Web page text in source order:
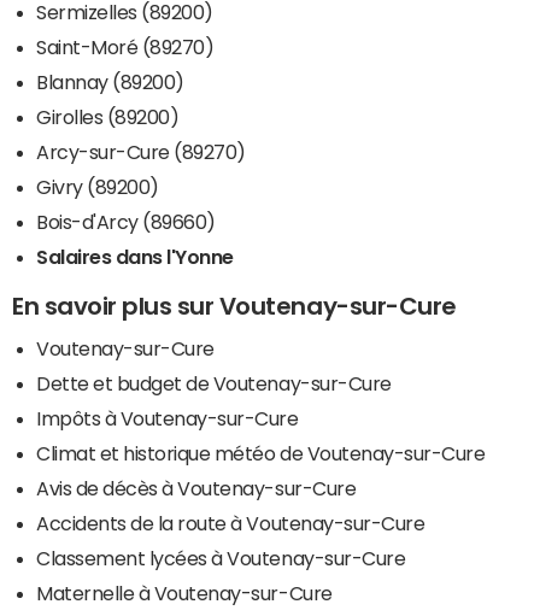
Sermizelles (89200)
Saint-Moré (89270)
Blannay (89200)
Girolles (89200)
Arcy-sur-Cure (89270)
Givry (89200)
Bois-d'Arcy (89660)
Salaires dans l'Yonne
En savoir plus sur Voutenay-sur-Cure
Voutenay-sur-Cure
Dette et budget de Voutenay-sur-Cure
Impôts à Voutenay-sur-Cure
Climat et historique météo de Voutenay-sur-Cure
Avis de décès à Voutenay-sur-Cure
Accidents de la route à Voutenay-sur-Cure
Classement lycées à Voutenay-sur-Cure
Maternelle à Voutenay-sur-Cure